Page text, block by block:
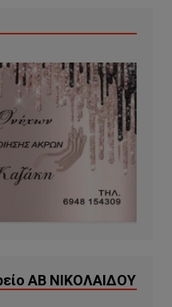
ΑΒ ΝΙΚΟΛΑΙΔΟΥ